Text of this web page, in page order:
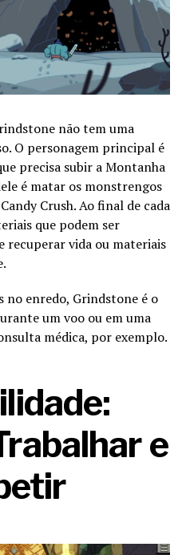
não tem uma
O personagem principal é
precisa subir a Montanha
é matar os monstrengos
Crush. Ao final de cada
que podem ser
recuperar vida ou materiais
no enredo, Grindstone é o
um voo ou em uma
médica, por exemplo.
e